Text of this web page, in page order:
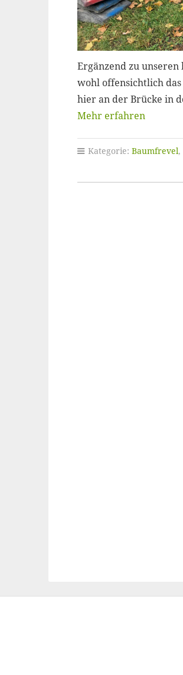
Ergänzend zu
wohl offensichtlich
hier an der Brücke in
Mehr erfahren
Kategorie: Baumfrevel,